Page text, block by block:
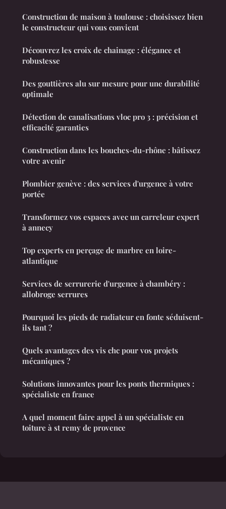
Construction de maison à toulouse : choisissez bien
le constructeur qui vous convient
Découvrez les croix de chainage : élégance et
robustesse
Des gouttières alu sur mesure pour une durabilité
optimale
Détection de canalisations vloc pro 3 : précision et
efficacité garanties
Construction dans les bouches-du-rhône : bâtissez
votre avenir
Plombier genève : des services d'urgence à votre
portée
Transformez vos espaces avec un carreleur expert
à annecy
Top experts en perçage de marbre en loire-
atlantique
Services de serrurerie d'urgence à chambéry :
allobroge serrures
Pourquoi les pieds de radiateur en fonte séduisent-
ils tant ?
Quels avantages des vis chc pour vos projets
mécaniques ?
Solutions innovantes pour les ponts thermiques :
spécialiste en france
A quel moment faire appel à un spécialiste en
toiture à st remy de provence